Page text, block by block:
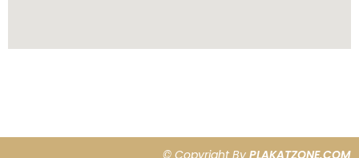
© Copyright By PLAKATZONE.COM